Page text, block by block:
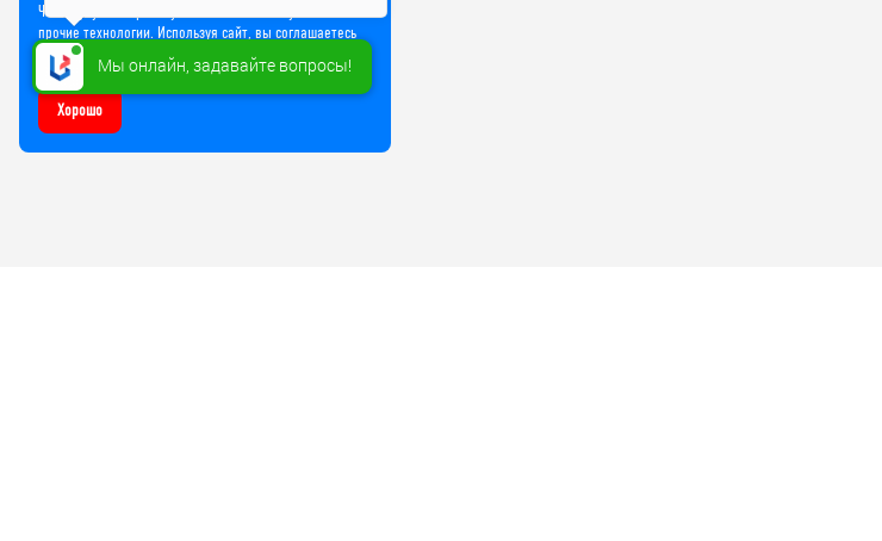
Чтобы улучшить работу сайта, мы используем Cookie и
прочие технологии. Используя сайт, вы соглашаетесь
на обработку файлов Cookie
Хорошо
Мы онлайн, задавайте вопросы!